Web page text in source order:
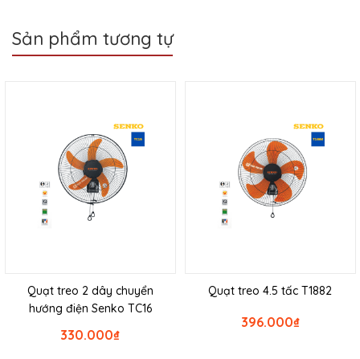
Sản phẩm tương tự
Quạt treo 2 dây chuyển
hướng điện Senko TC16
₫
330.000
Quạt treo 4.5 tấc T1882
₫
396.000